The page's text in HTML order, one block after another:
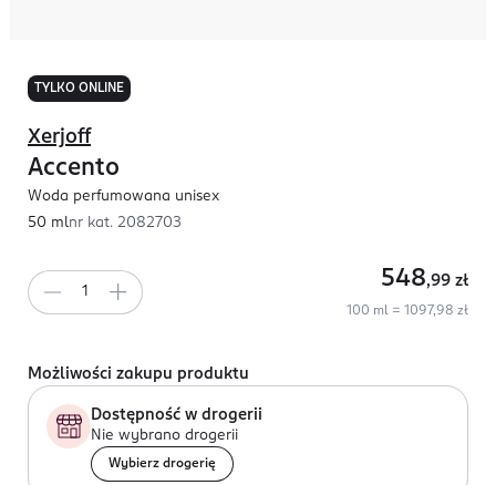
TYLKO ONLINE
Xerjoff
Accento
Woda perfumowana unisex
50 mlnr kat. 2082703
548,99 zł
100 ml = 1097,98 zł
Możliwości zakupu produktu
Dostępność w drogerii
Nie wybrano drogerii
Wybierz drogerię